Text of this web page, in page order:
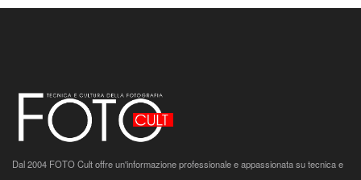
Dal 2004 FOTO Cult offre un'informazione professionale e appassionata su tecnica e